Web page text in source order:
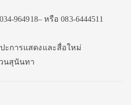
964918– หรือ 083-6444511
ะการแสดงและสื่อใหม่
นสุนันทา